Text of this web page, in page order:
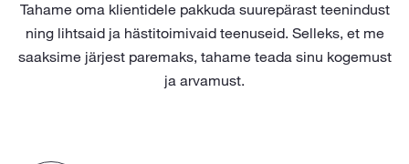
Tahame oma klientidele pakkuda suurepärast teenindust
ning lihtsaid ja hästitoimivaid teenuseid. Selleks, et me
saaksime järjest paremaks, tahame teada sinu kogemust
ja arvamust.